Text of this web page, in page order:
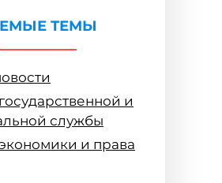
ТЕМЫ
и
службы
и права